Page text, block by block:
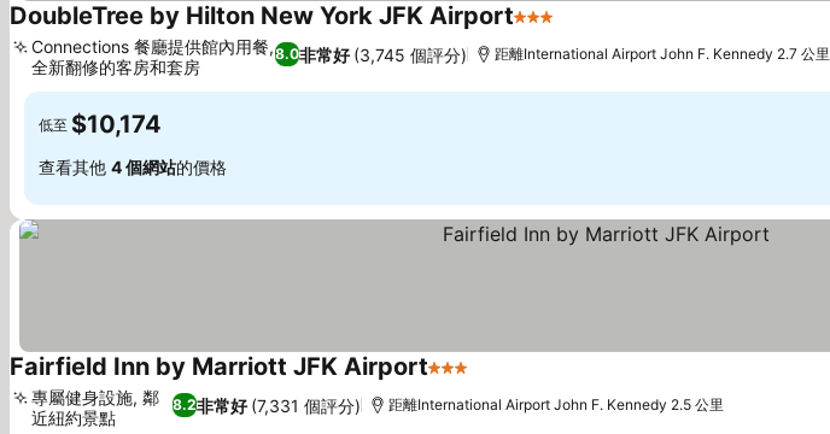
DoubleTree by Hilton New York JFK Airport3 星級
8.0非常好 (3,745 個評分)
Connections 餐廳提供館內用餐,
全新翻修的客房和套房
距離International Airport John F. Kennedy 2.7 公里
低至 $10,174
查看其他 4 個網站的價格
Fairfield Inn by Marriott JFK Airport3 星級
8.2非常好 (7,331 個評分)
專屬健身設施, 鄰
近紐約景點
距離International Airport John F. Kennedy 2.5 公里